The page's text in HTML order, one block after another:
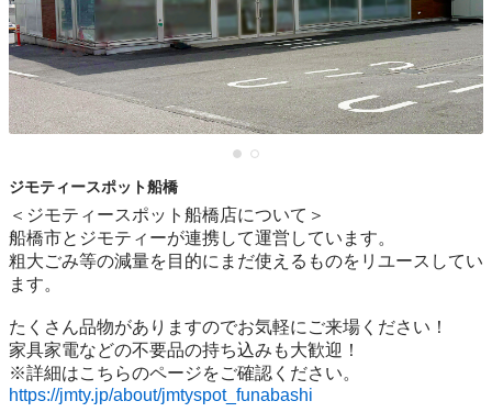
ジモティースポット船橋
＜ジモティースポット船橋店について＞
船橋市とジモティーが連携して運営しています。
粗⼤ごみ等の減量を⽬的にまだ使えるものをリユースしてい
ます。
たくさん品物がありますのでお気軽にご来場ください！
家具家電などの不要品の持ち込みも大歓迎！
https://jmty.jp/about/jmtyspot_funabashi